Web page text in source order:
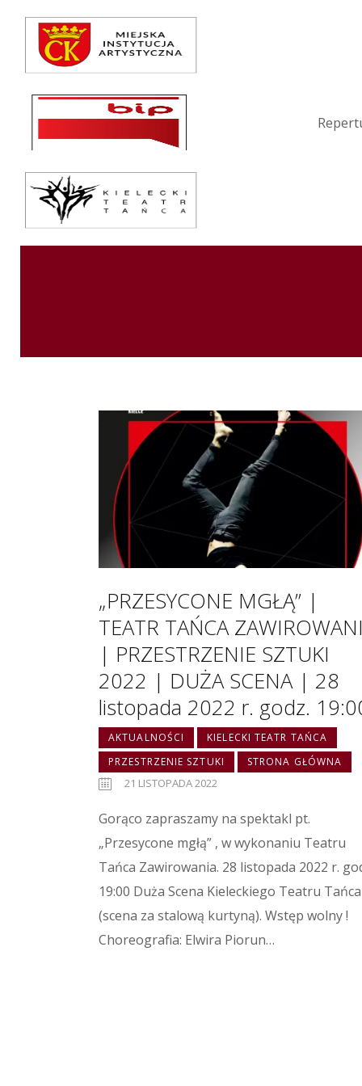
Repertuar
Teatr / Zespół
Szkoła
Przestrzenie Sztuki
Warsztaty
Festiwal
„PRZESYCONE MGŁĄ” |
TEATR TAŃCA
| PRZESTRZENIE SZTUKI
2022 | DUŻA SCENA | 28
listopada 2022 r. godz.
AKTUALNOŚCI
KIELECKI TEATR TAŃCA
PRZESTRZENIE SZTUKI
STRONA GŁÓWNA
21 LISTOPADA 2022
Gorąco zapraszamy na spektakl pt.
„Przesycone mgłą” , w wykonaniu Teatru
Tańca Zawirowania. 28 listopada 2022 r.
19:00 Duża Scena Kieleckiego Teatru Tańca
(scena za stalową kurtyną). Wstęp wolny !
Choreografia: Elwira Piorun…